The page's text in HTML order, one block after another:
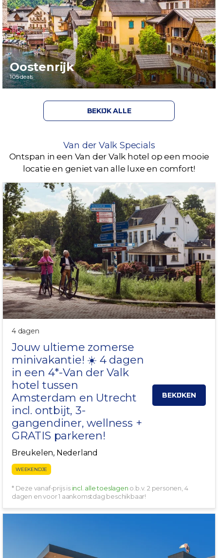
Oostenrijk
105 deals
BEKIJK ALLE
Van der Valk Specials
Ontspan in een Van der Valk hotel op een mooie
locatie en geniet van alle luxe en comfort!
TOP UITVALBASIS!
4 dagen
Jouw ultieme zomerse
minivakantie! ☀️ 4 dagen
in een 4*-Van der Valk
hotel tussen
Amsterdam en Utrecht
incl. ontbijt, 3-
gangendiner, wellness +
GRATIS parkeren!
Breukelen, Nederland
WEEKENDJE
BEKIJKEN
* Deze vanaf-prijs is incl. alle toeslagen o.b.v. 2 personen, 4
dagen en voor 1 aankomstdag beschikbaar!